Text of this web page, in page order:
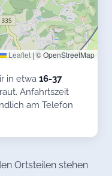
Leaflet | © OpenStreetMap
in etwa 16-37
Anfahrtszeit
am Telefon
Ortsteilen stehen